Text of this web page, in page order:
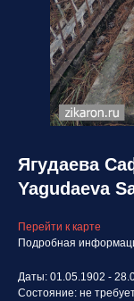
Ягудаева
Yagudaeva
Перейти к карте
Подробная
Даты: 01.05.1902 -
Состояние: не